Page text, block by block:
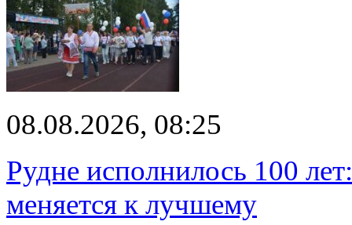
08.08.2026, 08:25
Рудне исполнилось 100
меняется к лучшему